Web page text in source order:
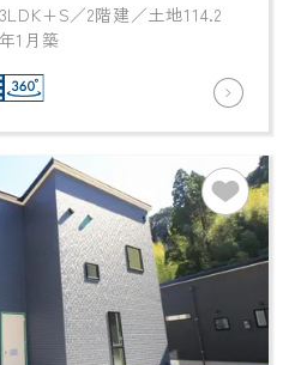
／2階建／土地114.2
1月築